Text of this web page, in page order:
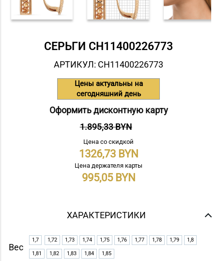
СЕРЬГИ СH11400226773
АРТИКУЛ: СH11400226773
Цены актуальны на
сегодняшний день
Оформить дисконтную карту
1.895,33 BYN
Цена со скидкой
1326,73
Цена держателя карты
995,05
ХАРАКТЕРИСТИКИ
Вес
1,7 1,72 1,73 1,74 1,75 1,76 1,77 1,78 1,79 1,8
1,81 1,82 1,83 1,84 1,85